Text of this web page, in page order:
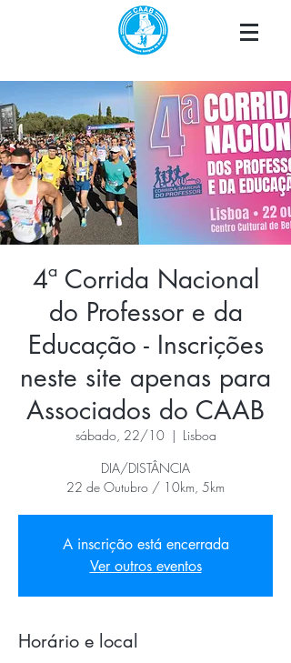
4ª Corrida Nacional
do Professor e da
Educação - Inscrições
neste site apenas para
Associados do CAAB
sábado, 22/10
  |
Lisboa
DIA/DISTÂNCIA
22 de Outubro / 10km, 5km
A inscrição está encerrada
Ver outros eventos
Horário e local